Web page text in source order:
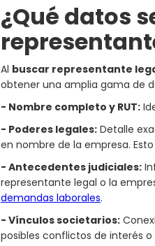
¿Qué datos
Al buscar representante
obtener una amplia gama de
- Nombre completo y RUT:
- Poderes legales: Detalle
en nombre de la empresa.
- Antecedentes judiciales:
representante legal o la
demandas laborales.
- Vínculos societarios:
posibles conflictos de interés o